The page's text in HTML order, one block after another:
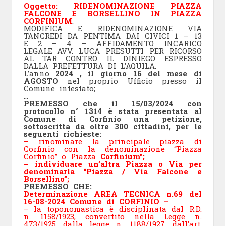
Oggetto: RIDENOMINAZIONE PIAZZA
FALCONE E BORSELLINO IN PIAZZA
CORFINIUM.
MODIFICA E RIDENOMINAZIONE VIA
TANCREDI DA PENTIMA DAI CIVICI 1 – 13
E 2 – 4 – AFFIDAMENTO INCARICO
LEGALE AVV. LUCA PRESUTTI PER RICORSO
AL TAR CONTRO IL DINIEGO ESPRESSO
DALLA PREFETTURA DI L’AQUILA.
L’anno 2024 , il giorno 16 del mese di
AGOSTO nel proprio Ufficio presso il
Comune intestato;
…
PREMESSO che il 15/03/2024 con
protocollo n° 1314 è stata presentata al
Comune di Corfinio una petizione,
sottoscritta da oltre 300 cittadini, per le
seguenti richieste:
– rinominare la principale piazza di
Corfinio con la denominazione “Piazza
Corfinio” o Piazza Corfinium”;
– individuare un’altra Piazza o Via per
denominarla “Piazza / Via Falcone e
Borsellino”;
PREMESSO CHE:
Determinazione AREA TECNICA n.69 del
16-08-2024 Comune di CORFINIO –
– la toponomastica è disciplinata dal R.D.
n. 1158/1923, convertito nella Legge n.